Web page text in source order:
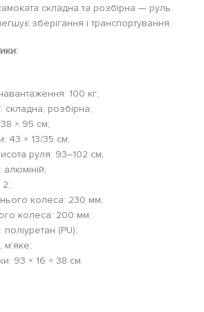
складна та розбірна — руль
зберігання і транспортування.
100 кг;
складна, розбірна;
× 95 см;
43 × 13/35 см;
руля: 93–102 см;
2;
колеса: 230 мм;
колеса: 200 мм;
поліуретан (PU);
93 × 16 × 38 см.